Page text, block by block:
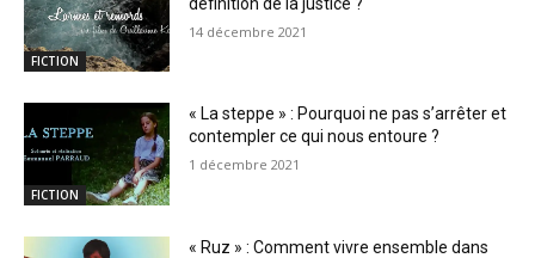
FICTION
14 décembre 2021
FICTION
« La steppe » : Pourquoi ne pas s’arrêter et
contempler ce qui nous entoure ?
1 décembre 2021
« Ruz » : Comment vivre ensemble dans